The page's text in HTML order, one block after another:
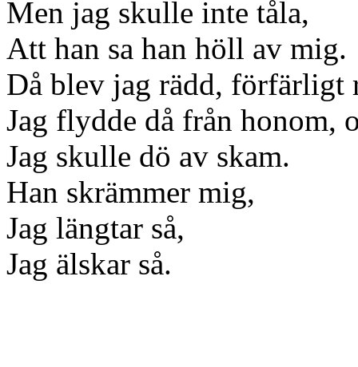
Men jag skulle inte tåla,
Att han sa han höll av mig.
Då blev jag rädd, förfärligt
Jag flydde då från honom,
Jag skulle dö av skam.
Han skrämmer mig,
Jag längtar så,
Jag älskar så.